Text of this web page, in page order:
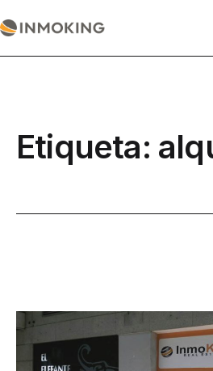
al
contenido
Etiqueta: